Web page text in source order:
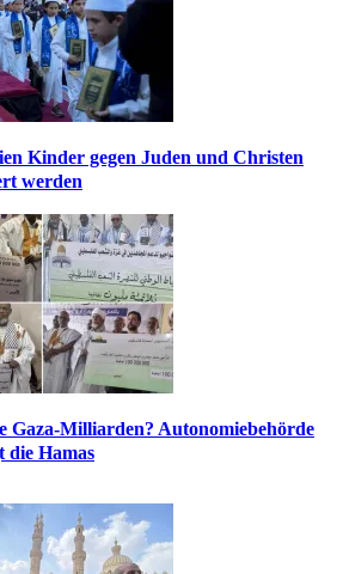
Kinder gegen Juden und Christen
werden
Gaza-Milliarden? Autonomiebehörde
die Hamas